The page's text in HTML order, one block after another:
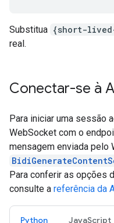
Substitua {short-
real.
Conectar-se à
Para iniciar uma sessão
WebSocket com o
mensagem enviada pelo
Para conferir as opções
consulte a referência da
Python JavaScript